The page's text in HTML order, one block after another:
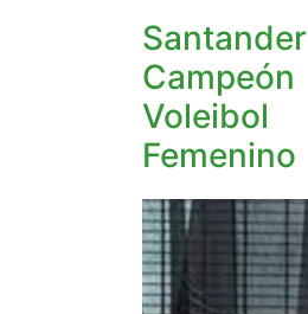
Santander
Campeón
Voleibol
Femenino